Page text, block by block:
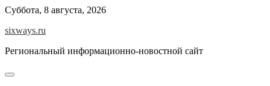
Перейти
содержимому
Суббота, 8 августа, 2026
sixways.ru
Региональный информационно-новостной сайт